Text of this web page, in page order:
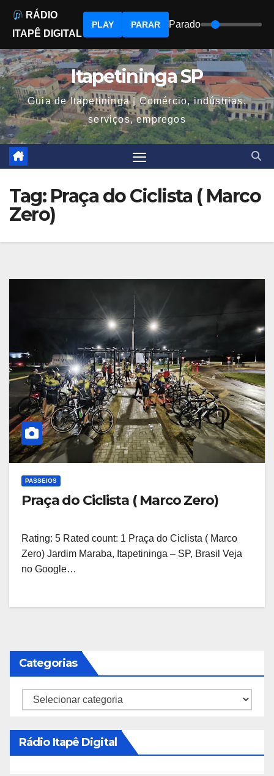
to
content
Itapetininga SP
Guia de Itapetininga | Comércio, indústrias,
serviços, empregos
Tag: Praça do Ciclista ( Marco
Zero)
PASSEIOS
Praça do Ciclista ( Marco Zero)
Rating: 5 Rated count: 1 Praça do Ciclista ( Marco
Zero) Jardim Maraba, Itapetininga – SP, Brasil Veja
no Google…
Categorias
Categorias
Rádio Itapê Digital
RÁDIO
ITAPÊ DIGITAL
PLAY PARAR Parado